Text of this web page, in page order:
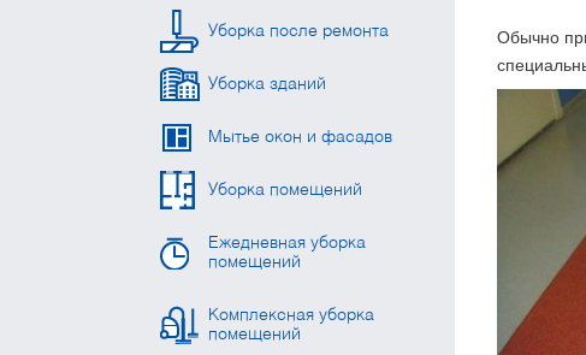
Уборка после ремонта
Уборка зданий
Мытье окон и фасадов
Уборка помещений
Ежедневная уборка
помещений
Комплексная уборка
помещений
Обычно